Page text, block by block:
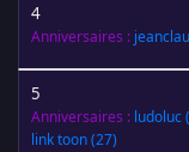
4
Anniversaires :
5
Anniversaires : ludoluc
link toon(27)